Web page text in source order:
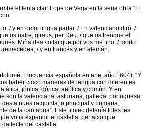
el tenia clar: Lope de Vega en la seua obra “El
/ y en omni lingua parlar. / En valenciano diró: /
os nafre, giraus, per Deu, / que os trenque el
Miña dea / ollai que por vos me fino, / morto
/ y en francés y en alemán.
Elocuencia española en arte, año 1604). “Y
haber cinco maneras de lengua con diferentes
ática, jónica, dórica, aeólica y común. Y en
son la valenciana, asturiana, gallega, portuguesa;
desta nuestra quinta, o principal y primaria,
de la cantabria”. Este filolec defenía totes les
volia expandir el castella, per aixo que
dailecte del castellà.